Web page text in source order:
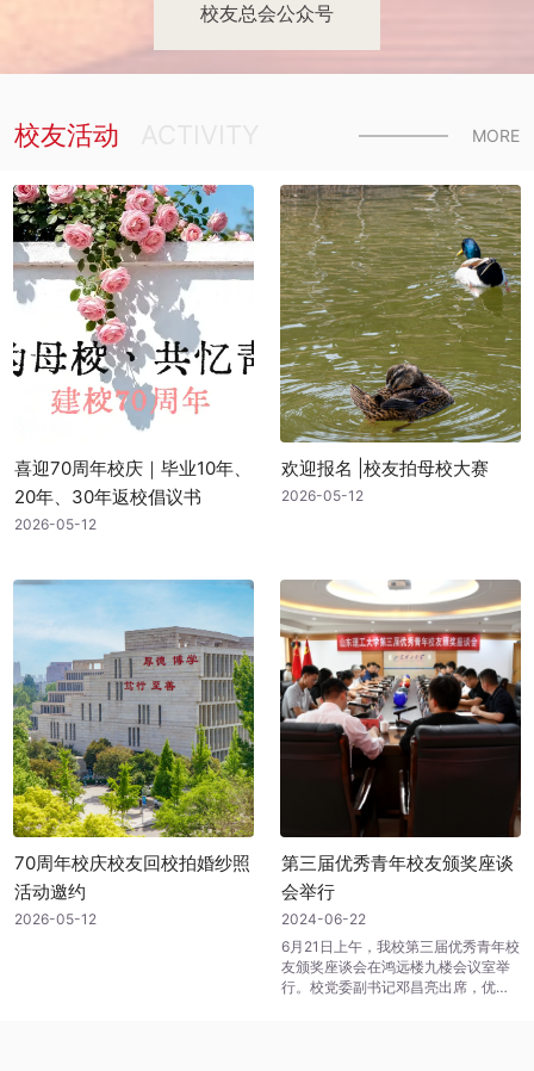
校友总会公众号
校友活动 MORE
喜迎70周年校庆｜毕业10年、
20年、30年返校倡议书
2026-05-12
欢迎报名 |校友拍母校大赛
2026-05-12
70周年校庆校友回校拍婚纱照
活动邀约
2026-05-12
第三届优秀青年校友颁奖座谈
会举行
2024-06-22
6月21日上午，我校第三届优秀青年校
友颁奖座谈会在鸿远楼九楼会议室举
行。校党委副书记邓昌亮出席，优秀